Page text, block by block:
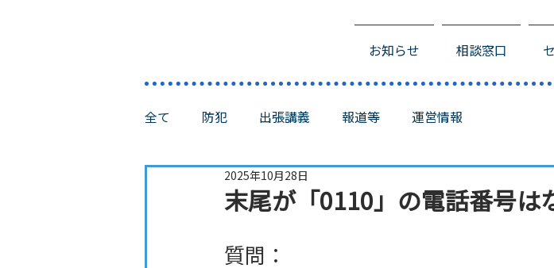
お知らせ 相談窓口
全て 防犯 出張講義 報道等 運営情報
末尾が「0110」の電話番号は
2025年10月28日
質問：